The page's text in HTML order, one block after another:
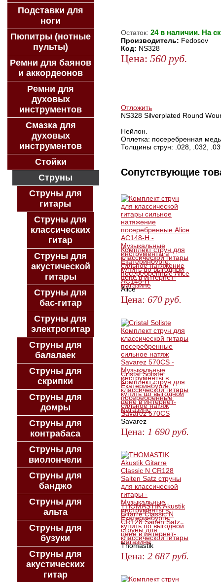
Остаток: 24 в наличии. На
Производитель: Fedosov
Код: NS328
Цена: 560 руб.
Отложить
NS328 Silverplated Round
Нейлон.
Оплетка: посеребренная
Толщины струн: .028, .032,
Сопутствующие
Комплект струн для
классической гитары
сильное натяжение
посеребренные Alice
AC148-H
Alice
Цена: 670 руб.
Cristal Soliste
Комплект струн для
классической гитары
посеребренные
сильное натяж
Savarez 570CS
Savarez
Цена: 1 690 руб.
THOMASTIK Akustik
Gitarre Classic N
CR128 Saiten Satz
струны для
классической гитары
Thomastik
Цена: 2 687 руб.
Подставки для
ноги
Пюпитры (нотные
пульты)
Ремни для баянов
и аккордеонов
Ремни для
духовых
инструментов
Смазка для
духовых
инструментов
Стойки
Струны
Струны для
гитары
Струны для
классических
гитар
Струны для
акустической
гитары
Струны для
бас-гитар
Струны для
электрогитар
Струны для
балалаек
Струны для
скрипки
Струны для
домры
Струны для
контрабаса
Струны для
виолончели
Струны для
банджо
Струны для
альта
Струны для
бузуки
Струны для
акустических
гитар